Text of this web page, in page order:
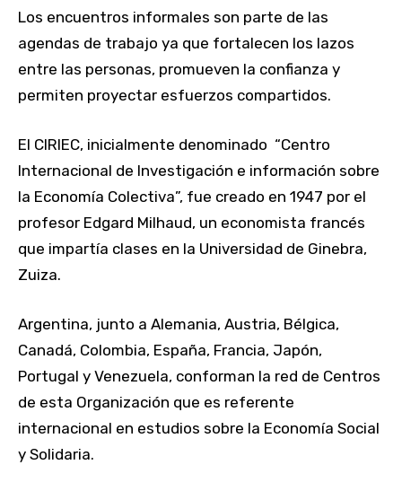
Los encuentros informales son parte de las
agendas de trabajo ya que fortalecen los lazos
entre las personas, promueven la confianza y
permiten proyectar esfuerzos compartidos.
El CIRIEC, inicialmente denominado “Centro
Internacional de Investigación e información sobre
la Economía Colectiva”, fue creado en 1947 por el
profesor Edgard Milhaud, un economista francés
que impartía clases en la Universidad de Ginebra,
Zuiza.
Argentina, junto a Alemania, Austria, Bélgica,
Canadá, Colombia, España, Francia, Japón,
Portugal y Venezuela, conforman la red de Centros
de esta Organización que es referente
internacional en estudios sobre la Economía Social
y Solidaria.